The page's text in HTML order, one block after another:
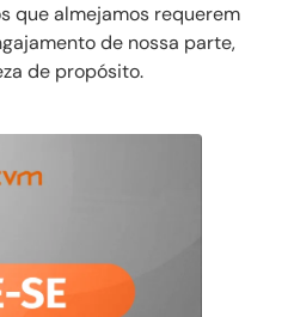
que almejamos requerem
de nossa parte,
de propósito.